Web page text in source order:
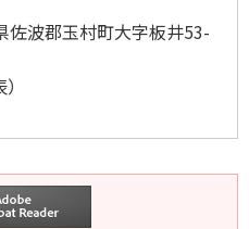
波郡玉村町大字板井53-